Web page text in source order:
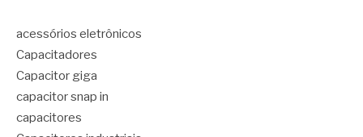
acessórios eletrônicos
Capacitadores
Capacitor giga
capacitor snap in
capacitores